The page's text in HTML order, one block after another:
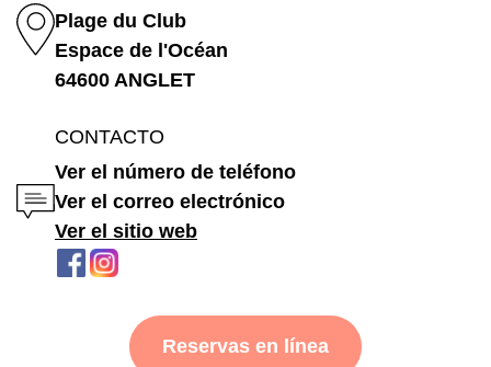
Plage du Club
Espace de l'Océan
64600 ANGLET
CONTACTO
Ver el número de teléfono
Ver el correo electrónico
Ver el sitio web
Reservas en línea